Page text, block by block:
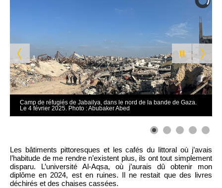
Camp de réfugiés de Jabailya, dans le nord de la bande de Gaza.
Le 4 février 2025. Photo : Abubaker Abed
Les bâtiments pittoresques et les cafés du littoral où j’avais
l’habitude de me rendre n’existent plus, ils ont tout simplement
disparu. L’université Al-Aqsa, où j’aurais dû obtenir mon
diplôme en 2024, est en ruines. Il ne restait que des livres
déchirés et des chaises cassées.